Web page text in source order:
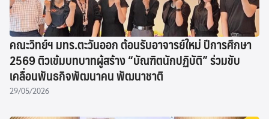
คณะวิทย์ฯ มทร.ตะวันออก ต้อนรับอาจารย์ใหม่ ปีการศึกษา
2569 ติวเข้มบทบาทผู้สร้าง “บัณฑิตนักปฏิบัติ” ร่วมขับ
เคลื่อนพันธกิจพัฒนาคน พัฒนาชาติ
29/05/2026